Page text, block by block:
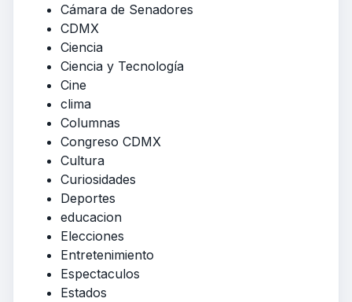
Cámara de Senadores
CDMX
Ciencia
Ciencia y Tecnología
Cine
clima
Columnas
Congreso CDMX
Cultura
Curiosidades
Deportes
educacion
Elecciones
Entretenimiento
Espectaculos
Estados